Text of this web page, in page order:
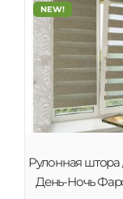
NEW!
Рулонная
День-Ночь